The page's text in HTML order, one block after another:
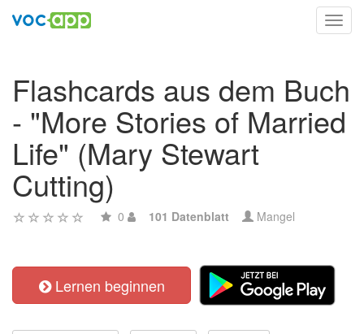
Flashcards aus dem Buch
- "More Stories of Married
Life" (Mary Stewart
Cutting)
0 101 Datenblatt Mangel
Lernen beginnen